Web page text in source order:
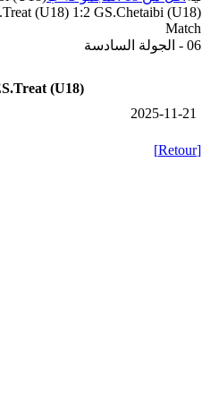
(U18) 1:2 GS.Chetaibi (U18)
Match
06 - الجولة السادسة
(U18)
2025-11-21
[Retour]